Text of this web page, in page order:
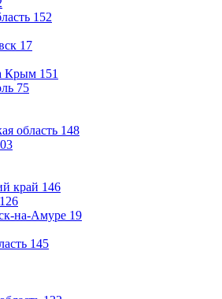
152
17
Крым 151
75
область 148
край 146
126
на-Амуре 19
145